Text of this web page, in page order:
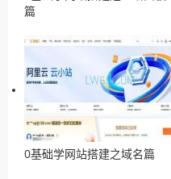
篇
0基础学网站搭建之域名篇